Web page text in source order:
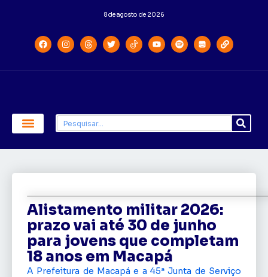
8 de agosto de 2026
Alistamento militar 2026:
prazo vai até 30 de junho
para jovens que completam
18 anos em Macapá
A Prefeitura de Macapá e a 45ª Junta de Serviço